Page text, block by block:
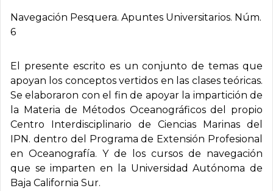
Navegación Pesquera. Apuntes Universitarios. Núm.
6
El presente escrito es un conjunto de temas que
apoyan los conceptos vertidos en las clases teóricas.
Se elaboraron con el fin de apoyar la impartición de
la Materia de Métodos Oceanográficos del propio
Centro Interdisciplinario de Ciencias Marinas del
IPN. dentro del Programa de Extensión Profesional
en Oceanografía. Y de los cursos de navegación
que se imparten en la Universidad Autónoma de
Baja California Sur.